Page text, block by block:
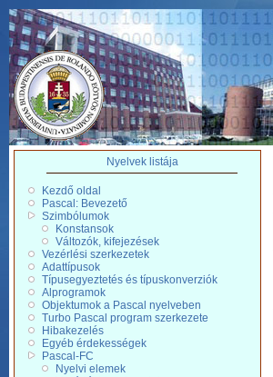
Nyelvek listája
Kezdő oldal
Pascal: Bevezető
Szimbólumok
Konstansok
Változók, kifejezések
Vezérlési szerkezetek
Adattípusok
Típusegyeztetés és típuskonverziók
Alprogramok
Objektumok a Pascal nyelveben
Turbo Pascal program szerkezete
Hibakezelés
Egyéb érdekességek
Pascal-FC
Nyelvi elemek